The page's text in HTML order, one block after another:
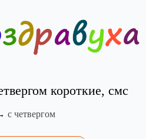
короткие, смс
с четвергом